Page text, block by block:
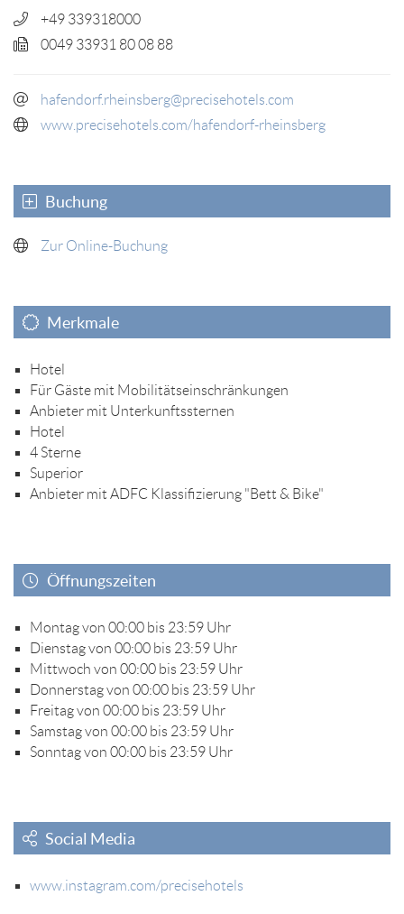
+49 339318000
0049 33931 80 08 88
hafendorf.rheinsberg@precisehotels.com
www.precisehotels.com/hafendorf-rheinsberg
Buchung
Zur Online-Buchung
Merkmale
Hotel
Für Gäste mit Mobilitätseinschränkungen
Anbieter mit Unterkunftssternen
Hotel
4 Sterne
Superior
Anbieter mit ADFC Klassifizierung "Bett & Bike"
Öffnungszeiten
Montag von 00:00 bis 23:59 Uhr
Dienstag von 00:00 bis 23:59 Uhr
Mittwoch von 00:00 bis 23:59 Uhr
Donnerstag von 00:00 bis 23:59 Uhr
Freitag von 00:00 bis 23:59 Uhr
Samstag von 00:00 bis 23:59 Uhr
Sonntag von 00:00 bis 23:59 Uhr
Social Media
www.instagram.com/precisehotels